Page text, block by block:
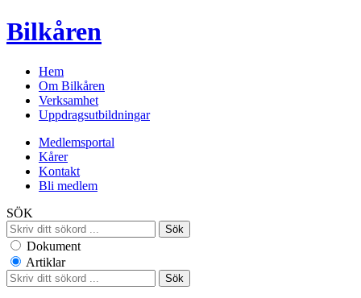
Bilkåren
Hem
Om Bilkåren
Verksamhet
Uppdragsutbildningar
Medlemsportal
Kårer
Kontakt
Bli medlem
SÖK
Dokument
Artiklar